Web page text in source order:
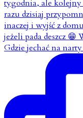
Gdzie jechać na